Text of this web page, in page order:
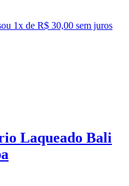
ou 1x de R$ 30,00 sem juros
Laqueado Bali